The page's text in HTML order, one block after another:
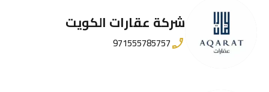
شركة عقارات الكويت
971555785757